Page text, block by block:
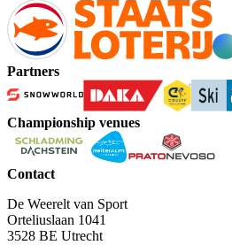
Partners
Championship venues
Contact
De Weerelt van Sport
Orteliuslaan 1041
3528 BE Utrecht